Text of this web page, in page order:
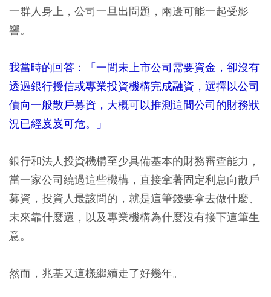
一群人身上，公司一旦出問題，兩邊可能一起受影
響。
我當時的回答：「一間未上市公司需要資金，卻沒有
透過銀行授信或專業投資機構完成融資，選擇以公司
債向一般散戶募資，大概可以推測這間公司的財務狀
況已經岌岌可危。」
銀行和法人投資機構至少具備基本的財務審查能力，
當一家公司繞過這些機構，直接拿著固定利息向散戶
募資，投資人最該問的，就是這筆錢要拿去做什麼、
未來靠什麼還，以及專業機構為什麼沒有接下這筆生
意。
然而，兆基又這樣繼續走了好幾年。